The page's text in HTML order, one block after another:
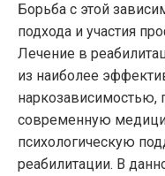
Борьба с этой
подхода и участия
Лечение в
из наиболее
наркозависимостью,
современную
психологическую
реабилитации. В